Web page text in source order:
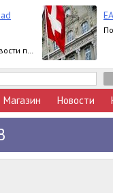
по
Магазин Новости